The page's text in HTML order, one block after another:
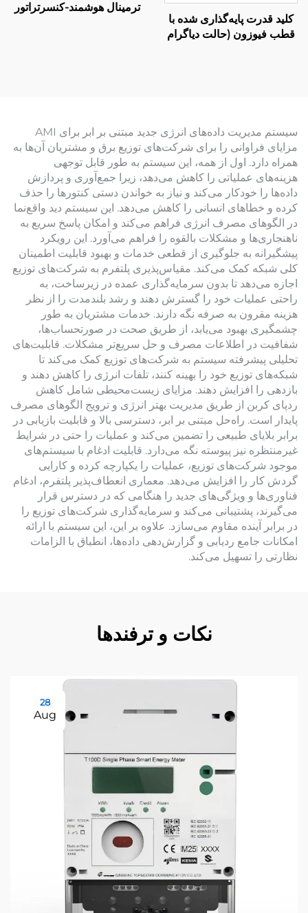
کلید قدرت پایه‌گذاری شده با
قطب فیوزون (حالت دیاگرام
ترمینال هوشمند-کنسرتراتور
سیستم مدیریت داده‌های انرژی جدید مبتنی بر ابر برای AMI
مزایای فراوانی را برای شرکت‌های توزیع برق و مشتریان آن‌ها به
همراه دارد. اول از همه، این سیستم به طور قابل توجهی
هزینه‌های عملیاتی را کاهش می‌دهد، زیرا جمع‌آوری و پردازش
داده‌ها را خودکار می‌کند و نیاز به خواندن دستی کنتورها را حذف
کرده و خطاهای انسانی را کاهش می‌دهد. این سیستم دید واقع‌نما
در الگوهای مصرف انرژی فراهم می‌کند و امکان پاسخ سریع به
ناهنجاری‌ها و مشکلات بالقوه را فراهم می‌آورد. این رویکرد
پیشگیرانه به جلوگیری از قطعی خدمات و بهبود قابلیت اطمینان
کلی شبکه کمک می‌کند. مقیاس‌پذیری پلتفرم به شرکت‌های توزیع
اجازه می‌دهد تا بدون سرمایه‌گذاری عمده در زیرساخت، به
راحتی عملیات خود را گسترش دهند و رشد بلندمدت را از نظر
هزینه مقرون به صرفه نگه دارند. خدمات مشتریان به طور
چشمگیری بهبود می‌یابد، از طریق صحت در صورتحساب‌ها،
شفافیت در اطلاعات مصرف و حل سریع‌تر مشکلات. قابلیت‌های
تحلیلی پیشرفته سیستم به شرکت‌های توزیع کمک می‌کند تا
شبکه‌های توزیع خود را بهینه کنند، تلفات انرژی را کاهش دهند و
بازدهی را افزایش دهند. مزایای زیست‌محیطی شامل کاهش
ردپای کربن از طریق مدیریت بهتر انرژی و ترویج الگوهای مصرف
پایدار است. راه‌حل مبتنی بر ابر، دسترسی بالا و قابلیت بازیابی در
برابر بلایای طبیعی را تضمین می‌کند و عملیات را حتی در شرایط
غیرمنتظره نیز پیوسته نگه می‌دارد. قابلیت ادغام با سیستم‌های
موجود شرکت‌های توزیع، عملیات را یکپارچه کرده و کارایی
گردش کار را افزایش می‌دهد. معماری انعطاف‌پذیر پلتفرم، ادغام
فناوری‌ها و ویژگی‌های جدید را هنگامی که در دسترس قرار
می‌گیرند، پشتیبانی می‌کند و سرمایه‌گذاری شرکت‌های توزیع را
در برابر آینده مقاوم می‌سازد. علاوه بر این، این سیستم با ارائه
امکانات جامع ردیابی و گزارش‌دهی داده‌ها، انطباق با الزامات
نظارتی را تسهیل می‌کند.
نکات و ترفندها
28
Aug